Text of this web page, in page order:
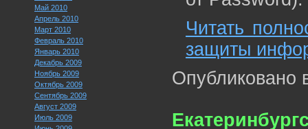
Май 2010
Апрель 2010
Март 2010
Февраль 2010
Январь 2010
Декабрь 2009
Ноябрь 2009
Октябрь 2009
Сентябрь 2009
Август 2009
Июль 2009
Читать
защиты
Опубликовано